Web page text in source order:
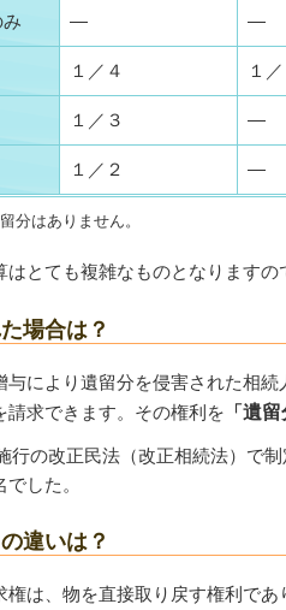
― ―
１／４ １
１／３ ―
１／２ ―
分はありません。
とても複雑なものとなりますの
場合は？
与により遺留分を侵害された相
請求できます。その権利を 「遺留
行の改正民法（改正相続法）で
した。
違いは？
権は、物を直接取り戻す権利で